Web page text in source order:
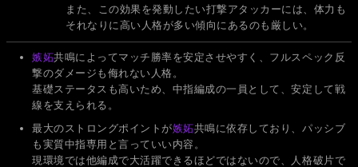
また、この効果を発動したい打撃アタッカーには、体力も
それなりに高い人格が多い傾向にあるのも厳しい。
嫉妬共鳴によってマッチ勝率を安定させやすく、フルスペック反
撃のダメージも侮れない人格。
基礎ステータスも高いため、中指編成の一員として、安定して戦
線を支えられる。
最大のストロングポイントが嫉妬共鳴に依存しており、パッシブ
も実質中指専用と言っていい内容。
現環境では他編成で大活躍できるほどではないので、人格破片で